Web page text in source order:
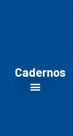
Cadernos